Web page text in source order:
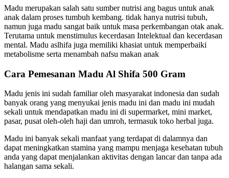
Madu merupakan salah satu sumber nutrisi ang bagus untuk anak
anak dalam proses tumbuh kembang. tidak hanya nutrisi tubuh,
namun juga madu sangat baik untuk masa perkembangan otak anak.
Terutama untuk menstimulus kecerdasan Intelektual dan kecerdasan
mental. Madu aslhifa juga memiliki khasiat untuk memperbaiki
metabolisme serta menambah nafsu makan anak
Cara Pemesanan Madu Al Shifa 500 Gram
Madu jenis ini sudah familiar oleh masyarakat indonesia dan sudah
banyak orang yang menyukai jenis madu ini dan madu ini mudah
sekali untuk mendapatkan madu ini di supermarket, mini market,
pasar, pusat oleh-oleh haji dan umroh, termasuk toko herbal juga.
Madu ini banyak sekali manfaat yang terdapat di dalamnya dan
dapat meningkatkan stamina yang mampu menjaga kesehatan tubuh
anda yang dapat menjalankan aktivitas dengan lancar dan tanpa ada
halangan sama sekali.